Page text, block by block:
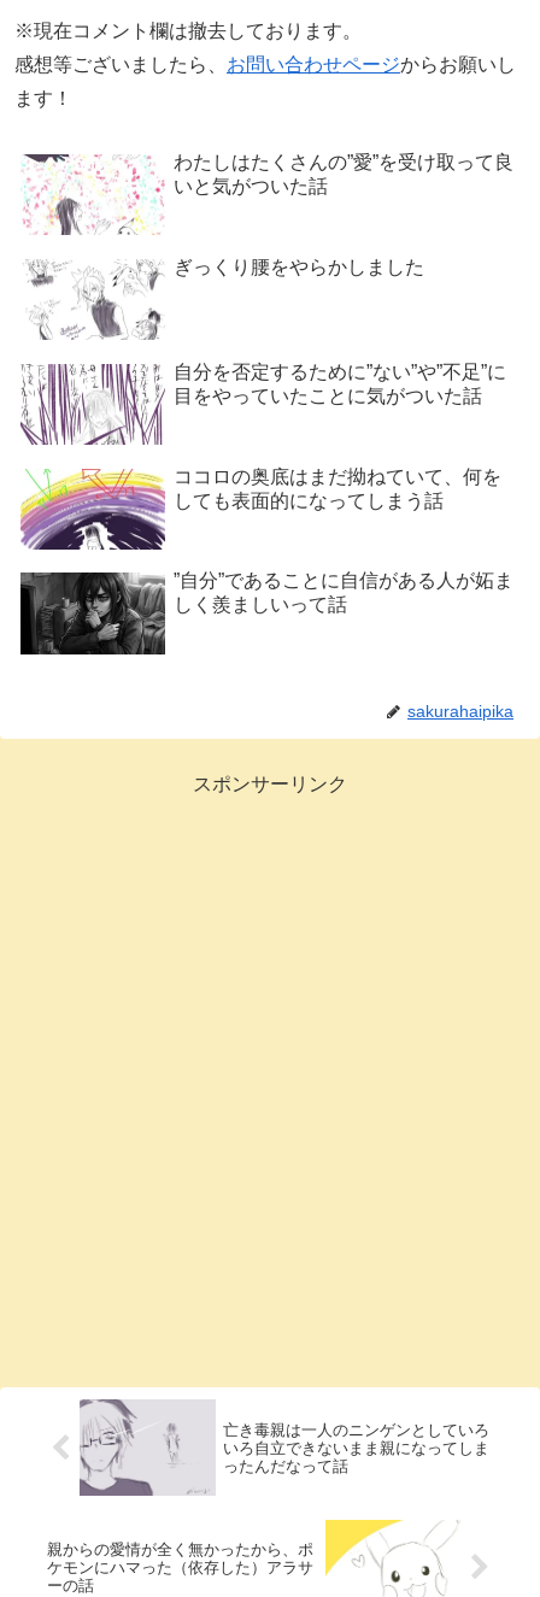
※現在コメント欄は撤去しております。
感想等ございましたら、 お問い合わせページからお願いし
ます！
わたしはたくさんの”愛”を受け取って良
いと気がついた話
ぎっくり腰をやらかしました
自分を否定するために”ない”や”不足”に
目をやっていたことに気がついた話
ココロの奥底はまだ拗ねていて、何を
しても表面的になってしまう話
”自分”であることに自信がある人が妬ま
しく羨ましいって話
sakurahaipika
スポンサーリンク
亡き毒親は一人のニンゲンとしていろ
いろ自立できないまま親になってしま
ったんだなって話
親からの愛情が全く無かったから、ポ
ケモンにハマった（依存した）アラサ
ーの話